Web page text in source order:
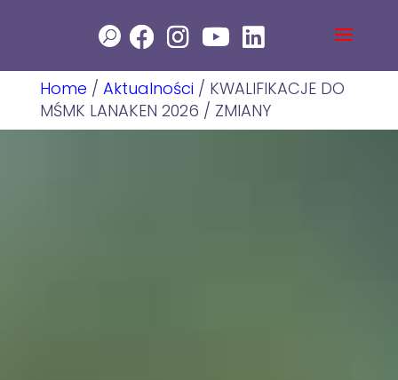
Home / Aktualności / KWALIFIKACJE DO
MŚMK LANAKEN 2026 / ZMIANY